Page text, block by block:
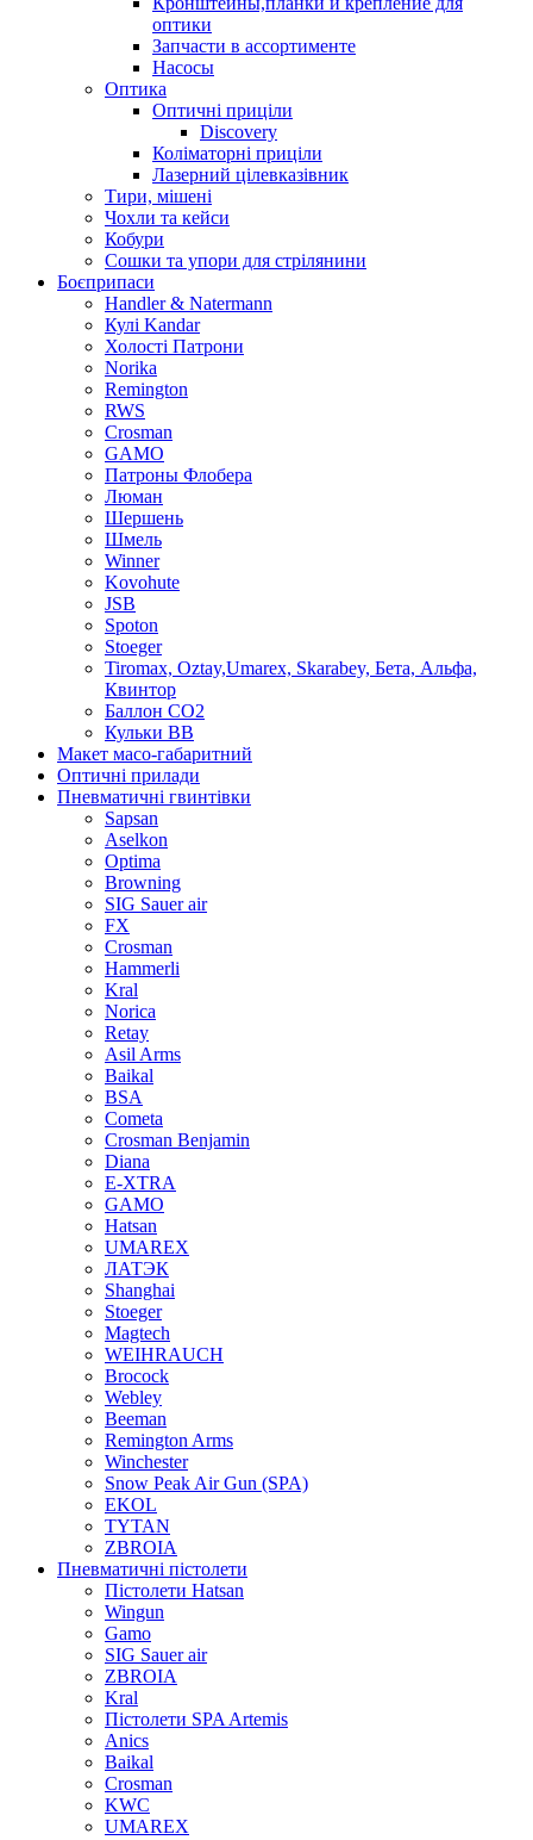
оптики
Запчасти в ассортименте
Насосы
Оптика
Оптичні приціли
Discovery
Коліматорні приціли
Лазерний цілевказівник
Тири, мішені
Чохли та кейси
Кобури
Сошки та упори для стрілянини
Боєприпаси
Handler & Natermann
Кулі Kandar
Холості Патрони
Norika
Remington
RWS
Crosman
GAMO
Патроны Флобера
Люман
Шершень
Шмель
Winner
Kovohute
JSB
Spoton
Stoeger
Tiromax, Oztay,Umarex, Skarabey, Бета, Альфа,
Квинтор
Баллон CO2
Кульки ВВ
Макет масо-габаритний
Оптичні прилади
Пневматичні гвинтівки
Sapsan
Aselkon
Optima
Browning
SIG Sauer air
FX
Crosman
Hammerli
Kral
Norica
Retay
Asil Arms
Baikal
BSA
Cometa
Crosman Benjamin
Diana
E-XTRA
GAMO
Hatsan
UMAREX
ЛАТЭК
Shanghai
Stoeger
Magtech
WEIHRAUCH
Brocock
Webley
Beeman
Remington Arms
Winchester
Snow Peak Air Gun (SPA)
EKOL
TYTAN
ZBROIA
Пневматичні пістолети
Пістолети Hatsan
Wingun
Gamo
SIG Sauer air
ZBROIA
Kral
Пістолети SPA Artemis
Anics
Baikal
Crosman
KWC
UMAREX